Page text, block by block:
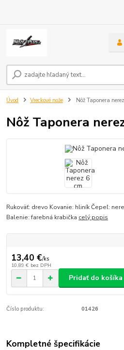
Úvod Vreckové nože Nôž Taponera
Nôž Taponera
Rukoväť: drevo Kovanie: hliník Čepeľ:
Balenie: farebná krabička celý popis
13,40 €/ks
10,89 € bez DPH
Pridať do košíka
Číslo produktu: 01426
Kompletné špecifikácie